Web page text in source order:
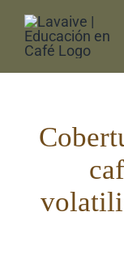
Saltar